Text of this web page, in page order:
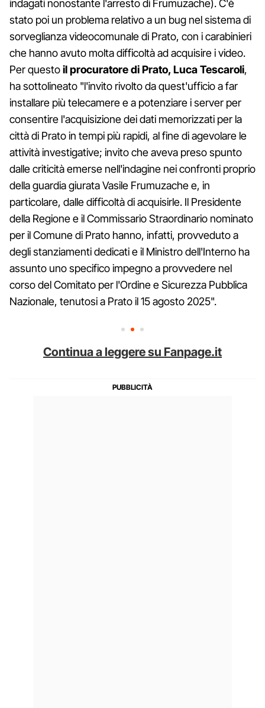
indagati nonostante l'arresto di Frumuzache). C'è
stato poi un problema relativo a un bug nel sistema di
sorveglianza videocomunale di Prato, con i carabinieri
che hanno avuto molta difficoltà ad acquisire i video.
Per questoil procuratore di Prato, Luca Tescaroli,
ha sottolineato "l'invito rivolto da quest'ufficio a far
installare più telecamere e a potenziare i server per
consentire l'acquisizione dei dati memorizzati per la
città di Prato in tempi più rapidi, al fine di agevolare le
attività investigative; invito che aveva preso spunto
dalle criticità emerse nell'indagine nei confronti proprio
della guardia giurata Vasile Frumuzache e, in
particolare, dalle difficoltà di acquisirle. Il Presidente
della Regione e il Commissario Straordinario nominato
per il Comune di Prato hanno, infatti, provveduto a
degli stanziamenti dedicati e il Ministro dell'Interno ha
assunto uno specifico impegno a provvedere nel
corso del Comitato per l'Ordine e Sicurezza Pubblica
Nazionale, tenutosi a Prato il 15 agosto 2025".
Continua a leggere su Fanpage.it